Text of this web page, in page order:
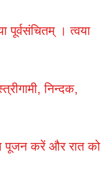
पूर्वसंचितम् । त्वया
निन्दक,
पूजन करें और रात को